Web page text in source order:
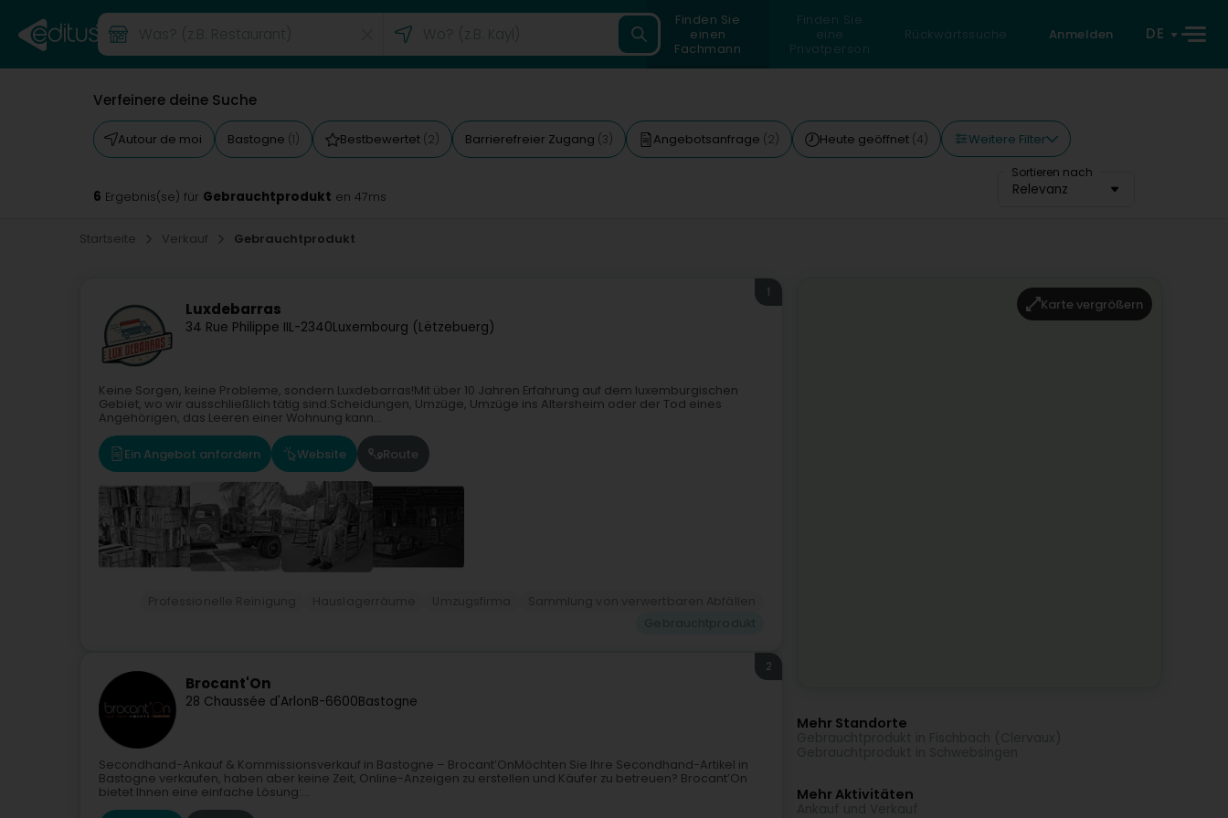
Finden Sie
einen
Fachmann
Finden Sie
eine
Privatperson
Rückwärtssuche Anmelden DE
Verfeinere deine Suche
Autour de moi Bastogne (1) Bestbewertet (2) Barrierefreier Zugang (3) Angebotsanfrage (2) Heute geöffnet (4) Weitere Filter
Sortieren nach
Relevanz
6 Ergebnis(se) für Gebrauchtprodukt en 47ms
Startseite Verkauf Gebrauchtprodukt
Luxdebarras
34 Rue Philippe IIL-2340Luxembourg (Lëtzebuerg)
1
Keine Sorgen, keine Probleme, sondern Luxdebarras!Mit über 10 Jahren Erfahrung auf dem luxemburgischen
Gebiet, wo wir ausschließlich tätig sind.Scheidungen, Umzüge, Umzüge ins Altersheim oder der Tod eines
Angehörigen, das Leeren einer Wohnung kann...
Ein Angebot anfordern Website Route
Brocant'On
28 Chaussée d'ArlonB-6600Bastogne
2
Secondhand-Ankauf & Kommissionsverkauf in Bastogne – Brocant’OnMöchten Sie Ihre Secondhand-Artikel in
Bastogne verkaufen, haben aber keine Zeit, Online-Anzeigen zu erstellen und Käufer zu betreuen? Brocant’On
bietet Ihnen eine einfache Lösung:...
Karte vergrößern
Mehr Standorte
Mehr Aktivitäten